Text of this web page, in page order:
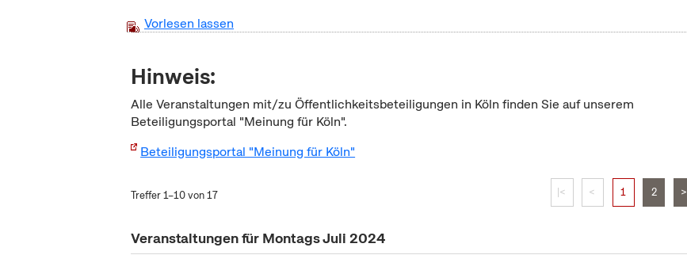
Vorlesen lassen
Hinweis:
Alle Veranstaltungen mit/zu Öffentlichkeitsbeteiligungen in Köln finden Sie auf unserem
Beteiligungsportal "Meinung für Köln".
Beteiligungsportal "Meinung für Köln"
Treffer 1–10 von 17 |< < 1 2 >
Veranstaltungen für Montags Juli 2024